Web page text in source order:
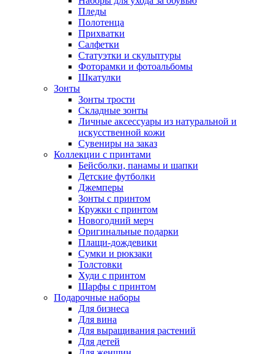
Пледы
Полотенца
Прихватки
Салфетки
Статуэтки и скульптуры
Фоторамки и фотоальбомы
Шкатулки
Зонты
Зонты трости
Складные зонты
Личные аксессуары из натуральной и
искусственной кожи
Сувениры на заказ
Коллекции с принтами
Бейсболки, панамы и шапки
Детские футболки
Джемперы
Зонты с принтом
Кружки с принтом
Новогодний мерч
Оригинальные подарки
Плащи-дождевики
Сумки и рюкзаки
Толстовки
Худи с принтом
Шарфы с принтом
Подарочные наборы
Для бизнеса
Для вина
Для выращивания растений
Для детей